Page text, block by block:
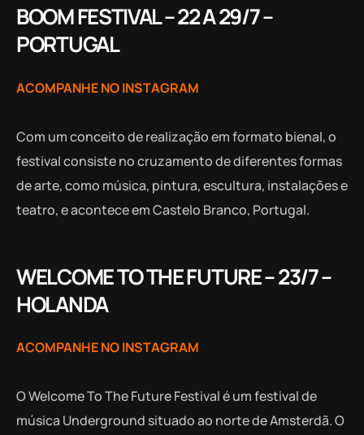
BOOM FESTIVAL – 22 A 29/7 –
PORTUGAL
ACOMPANHE NO INSTAGRAM
Com um conceito de realização em formato bienal, o
festival consiste no cruzamento de diferentes formas
de arte, como música, pintura, escultura, instalações e
teatro, e acontece em Castelo Branco, Portugal.
WELCOME TO THE FUTURE – 23/7 –
HOLANDA
ACOMPANHE NO INSTAGRAM
O Welcome To The Future Festival é um festival de
música Underground situado ao norte de Amsterdã. O